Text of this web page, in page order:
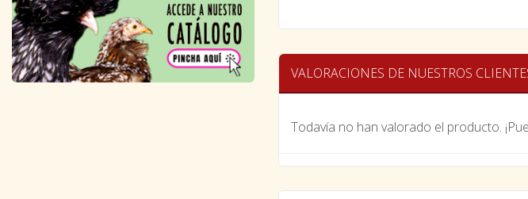
VALORACIONES DE NUESTROS
Todavía no han valorado el producto.